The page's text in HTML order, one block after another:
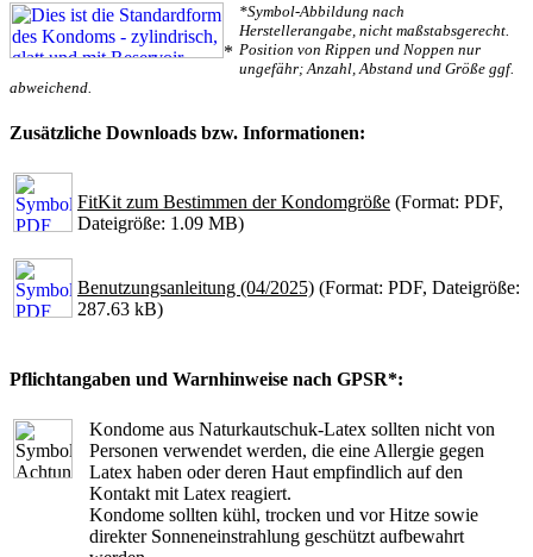
*
*Symbol-Abbildung nach
Herstellerangabe, nicht maßstabsgerecht.
Position von Rippen und Noppen nur
ungefähr; Anzahl, Abstand und Größe ggf.
abweichend.
Zusätzliche Downloads bzw. Informationen:
FitKit zum Bestimmen der Kondomgröße (Format: PDF,
Dateigröße: 1.09 MB)
Benutzungsanleitung (04/2025) (Format: PDF, Dateigröße:
287.63 kB)
Pflichtangaben und Warnhinweise nach GPSR*:
Kondome aus Naturkautschuk-Latex sollten nicht von
Personen verwendet werden, die eine Allergie gegen
Latex haben oder deren Haut empfindlich auf den
Kontakt mit Latex reagiert.
Kondome sollten kühl, trocken und vor Hitze sowie
direkter Sonneneinstrahlung geschützt aufbewahrt